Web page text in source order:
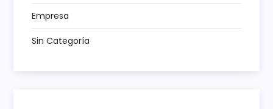
a
d
a
Empresa
Sin Categoría